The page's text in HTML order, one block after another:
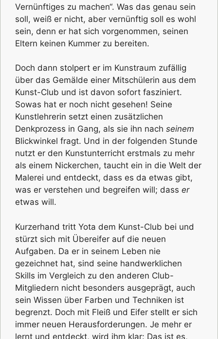
Vernünftiges zu machen“. Was das genau sein
soll, weiß er nicht, aber vernünftig soll es wohl
sein, denn er hat sich vorgenommen, seinen
Eltern keinen Kummer zu bereiten.
Doch dann stolpert er im Kunstraum zufällig
über das Gemälde einer Mitschülerin aus dem
Kunst-Club und ist davon sofort fasziniert.
Sowas hat er noch nicht gesehen! Seine
Kunstlehrerin setzt einen zusätzlichen
Denkprozess in Gang, als sie ihn nach seinem
Blickwinkel fragt. Und in der folgenden Stunde
nutzt er den Kunstunterricht erstmals zu mehr
als einem Nickerchen, taucht ein in die Welt der
Malerei und entdeckt, dass es da etwas gibt,
was er verstehen und begreifen will; dass er
etwas will.
Kurzerhand tritt Yota dem Kunst-Club bei und
stürzt sich mit Übereifer auf die neuen
Aufgaben. Da er in seinem Leben nie
gezeichnet hat, sind seine handwerklichen
Skills im Vergleich zu den anderen Club-
Mitgliedern nicht besonders ausgeprägt, auch
sein Wissen über Farben und Techniken ist
begrenzt. Doch mit Fleiß und Eifer stellt er sich
immer neuen Herausforderungen. Je mehr er
lernt und entdeckt, wird ihm klar: Das ist es,